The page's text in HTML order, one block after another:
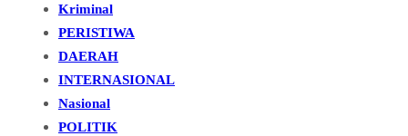
Kriminal
PERISTIWA
DAERAH
INTERNASIONAL
Nasional
POLITIK